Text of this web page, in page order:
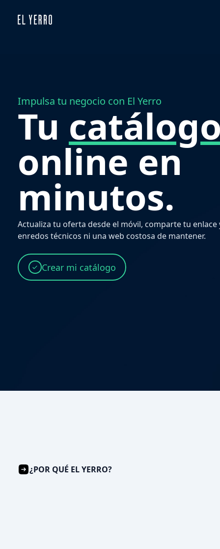
Impulsa tu negocio con El Yerro
Tu catálogo
online en
minutos.
Actualiza tu oferta desde el móvil, comparte tu enlace
enredos técnicos ni una web costosa de mantener.
Crear mi catálogo
¿POR QUÉ EL YERRO?